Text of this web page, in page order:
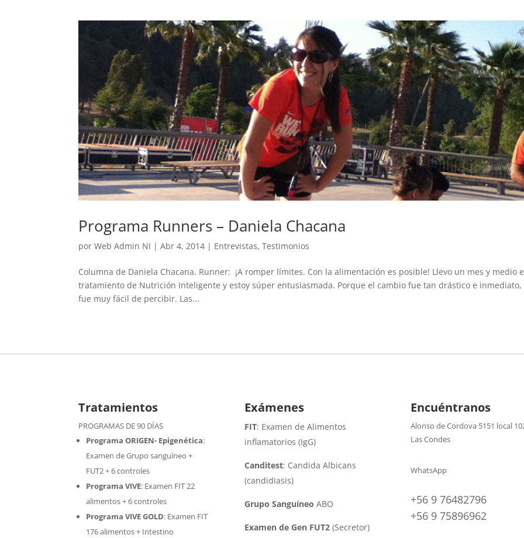
Programa Runners – Daniela Chacana
porWeb Admin NI |Abr 4, 2014 | Entrevistas,Testimonios
Columna de Daniela Chacana. Runner: ¡A romper límites. Con la alimentación es posible! Llevo un mes y medio
tratamiento de Nutrición Inteligente y estoy súper entusiasmada. Porque el cambio fue tan drástico e
fue muy fácil de percibir. Las...
Tratamientos
PROGRAMAS DE 90 DÍAS
Programa ORIGEN- Epigenética:
Examen de Grupo sanguíneo +
FUT2 + 6 controles
Programa VIVE: Examen FIT 22
alimentos + 6 controles
Programa VIVE GOLD: Examen FIT
176 alimentos + Intestino
Exámenes
FIT: Examen de Alimentos
inflamatorios (IgG)
Canditest: Candida Albicans
(candidiasis)
Grupo Sanguíneo ABO
Examen de Gen FUT2(Secretor)
Encuéntranos
Alonso de Cordova 5151 local
Las Condes
WhatsApp
+56 9 76482796
+56 9 75896962